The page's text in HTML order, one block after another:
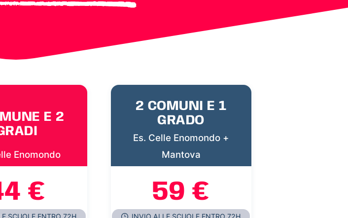
E 2
Enomondo
€
2 COMUNI E 1
GRADO
Es. Celle Enomondo +
Mantova
59 €
INVIO ALLE SCUOLE ENTRO 72H